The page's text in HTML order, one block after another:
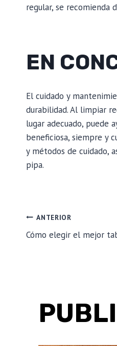
regular, se recomienda
EN
El cuidado y
durabilidad. Al limpiar
lugar adecuado, puede
beneficiosa, siempre y
y métodos de cuidado,
pipa.
ANTERIOR
Cómo elegir el mejor